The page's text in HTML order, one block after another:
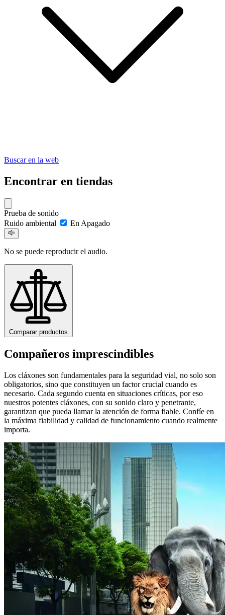
Buscar en la web
Encontrar en tiendas
Prueba de sonido
Ruido ambiental
En Apagado
No se puede reproducir el audio.
Comparar productos
Compañeros imprescindibles
Los cláxones son fundamentales para la seguridad vial, no solo son
obligatorios, sino que constituyen un factor crucial cuando es
necesario. Cada segundo cuenta en situaciones críticas, por eso
nuestros potentes cláxones, con su sonido claro y penetrante,
garantizan que pueda llamar la atención de forma fiable. Confíe en
la máxima fiabilidad y calidad de funcionamiento cuando realmente
importa.